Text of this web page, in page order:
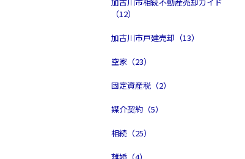
（12）
加古川市戸建売却（13）
空家（23）
固定資産税（2）
媒介契約（5）
相続（25）